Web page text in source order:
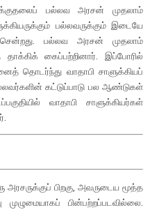
பல்லவ அரசன் முதலாம்
பல்லவருக்கும் இடையே
பல்லவ அரசன் முதலாம்
கைப்பற்றினார். இப்போரில்
தொடர்ந்து வாதாபி சாளுக்கியப்
கட்டுப்பாடு பல ஆண்டுகள்
வாதாபி சாளுக்கியர்கள்
பிறகு, அவருடைய மூத்த
பின்பற்றப்படவில்லை.